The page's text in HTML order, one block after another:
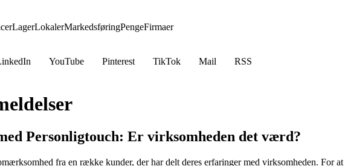
LagerLokalerMarkedsføringPengeFirmaer
YouTube Pinterest TikTok Mail
RSS
Personligtouch: Er virksomheden det værd?
fra en række kunder, der har delt deres erfaringer med virksomheden.